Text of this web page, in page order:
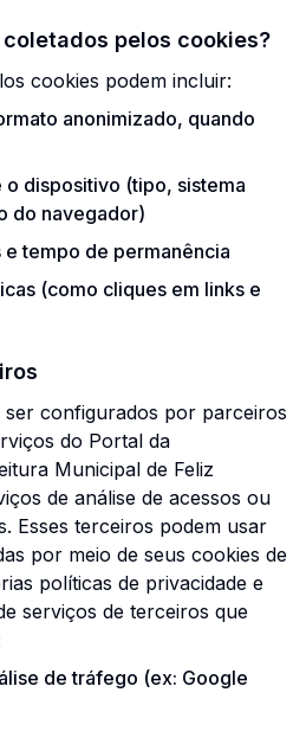
pelos cookies?
cookies podem incluir:
anonimizado, quando
dispositivo (tipo, sistema
do navegador)
e tempo de permanência
(como cliques em links e
ser configurados por parceiros
do Portal da
Municipal de Feliz
de análise de acessos ou
Esses terceiros podem usar
por meio de seus cookies de
políticas de privacidade e
serviços de terceiros que
de tráfego (ex: Google